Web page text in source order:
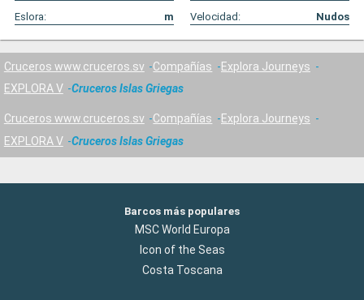
Eslora:
m Velocidad: Nudos
Cruceros www.cruceros.sv Compañías
Explora Journeys
EXPLORA V
Cruceros Islas Griegas
Cruceros www.cruceros.sv Compañías
Explora Journeys
EXPLORA V
Cruceros Islas Griegas
Barcos más populares
MSC World Europa
Icon of the Seas
Costa Toscana